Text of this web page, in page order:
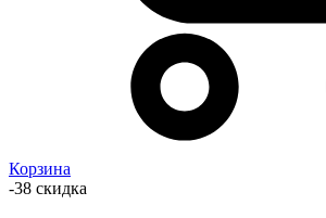
Корзина
-38 скидка